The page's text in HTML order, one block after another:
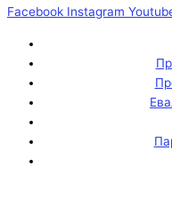
Facebook Instagram